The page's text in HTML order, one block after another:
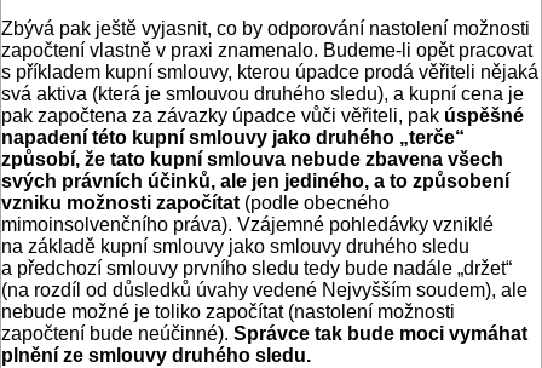
Zbývá pak ještě vyjasnit, co by odporování nastolení možnosti
započtení vlastně v praxi znamenalo. Budeme-li opět pracovat
s příkladem kupní smlouvy, kterou úpadce prodá věřiteli nějaká
svá aktiva (která je smlouvou druhého sledu), a kupní cena je
pak započtena za závazky úpadce vůči věřiteli, pak úspěšné
napadení této kupní smlouvy jako druhého „terče“
způsobí, že tato kupní smlouva nebude zbavena všech
svých právních účinků, ale jen jediného, a to způsobení
vzniku možnosti započítat (podle obecného
mimoinsolvenčního práva). Vzájemné pohledávky vzniklé
na základě kupní smlouvy jako smlouvy druhého sledu
a předchozí smlouvy prvního sledu tedy bude nadále „držet“
(na rozdíl od důsledků úvahy vedené Nejvyšším soudem), ale
nebude možné je toliko započítat (nastolení možnosti
započtení bude neúčinné). Správce tak bude moci vymáhat
plnění ze smlouvy druhého sledu.